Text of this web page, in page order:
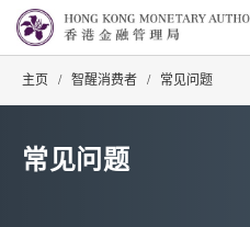
主页 / 智醒消费者 / 常见问题
常见问题